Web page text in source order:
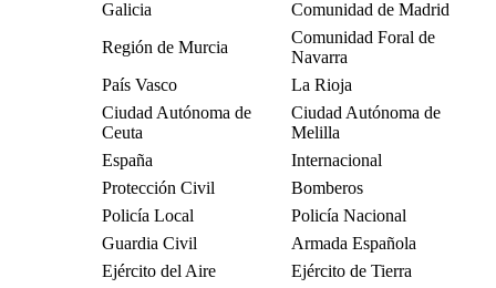
Galicia
Comunidad de Madrid
Región de Murcia
Comunidad Foral de
Navarra
País Vasco
La Rioja
Ciudad Autónoma de
Ceuta
Ciudad Autónoma de
Melilla
España
Internacional
Protección Civil
Bomberos
Policía Local
Policía Nacional
Guardia Civil
Armada Española
Ejército del Aire
Ejército de Tierra